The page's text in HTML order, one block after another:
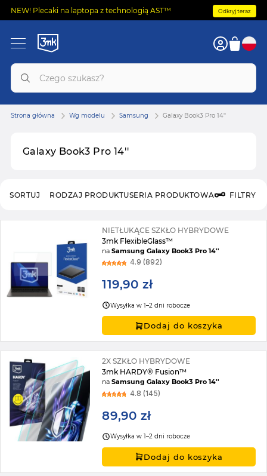
NEW! Plecaki na laptopa z technologią AST™ Odkryj teraz
Galaxy Book3 Pro 14''
Strona główna Wg modelu Samsung Galaxy Book3 Pro 14''
RODZAJ PRODUKTUSERIA PRODUKTOWA FILTRY
SORTUJ
NIETŁUKĄCE SZKŁO HYBRYDOWE
3mk FlexibleGlass™
naSamsung Galaxy Book3 Pro 14''
4.9 (892)
119,90 zł
Wysyłka w 1–2 dni robocze
Dodaj do koszyka
2X SZKŁO HYBRYDOWE
3mk HARDY® Fusion™
naSamsung Galaxy Book3 Pro 14''
4.8 (145)
89,90 zł
Wysyłka w 1–2 dni robocze
Dodaj do koszyka